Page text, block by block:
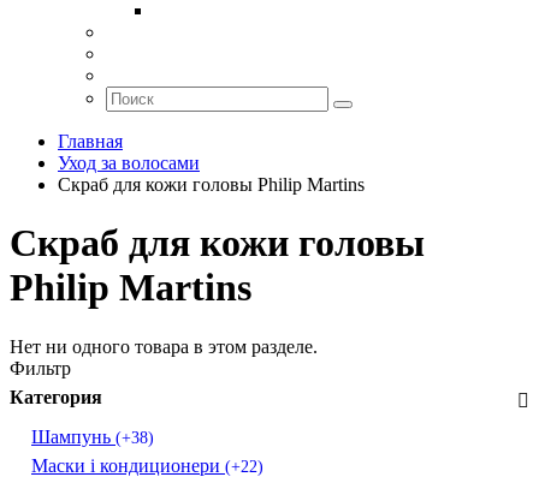
Главная
Уход за волосами
Скраб для кожи головы Philip Martins
Скраб для кожи головы
Philip Martins
Нет ни одного товара в этом разделе.
Фильтр
Категория
Шампунь (+38)
Маски і кондиционери (+22)